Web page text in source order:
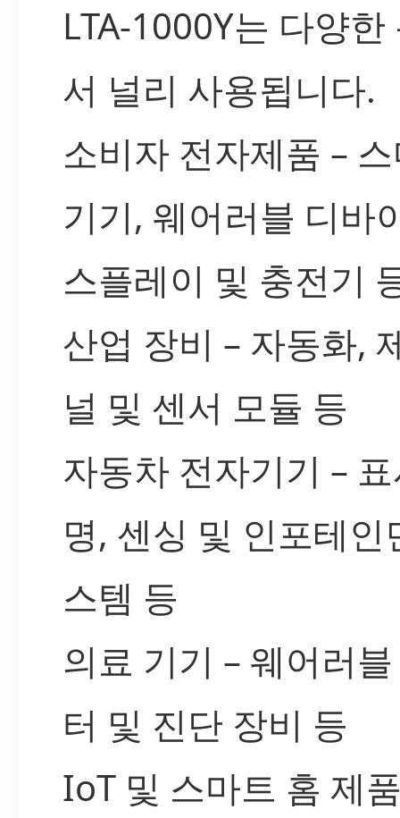
LTA-1000Y는 다양
서 널리 사용됩니다.
소비자 전자제품 –
기기, 웨어러블 디바
스플레이 및 충전기
산업 장비 – 자동화,
널 및 센서 모듈 등
자동차 전자기기 –
명, 센싱 및 인포테인
스템 등
의료 기기 – 웨어러
터 및 진단 장비 등
IoT 및 스마트 홈 제